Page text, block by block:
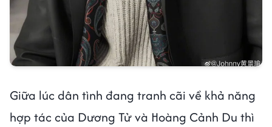
Giữa lúc dân tình đang tranh cãi về khả năng
hợp tác của Dương Tử và Hoàng Cảnh Du thì